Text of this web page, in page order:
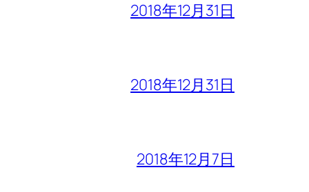
2018年12月31日
2018年12月31日
2018年12月7日